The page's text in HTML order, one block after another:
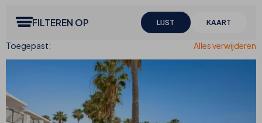
FILTEREN OP LIJST KAART